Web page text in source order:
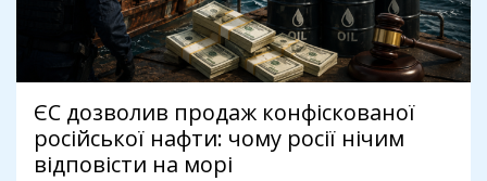
ЄС дозволив продаж конфіскованої
російської нафти: чому росії нічим
відповісти на морі